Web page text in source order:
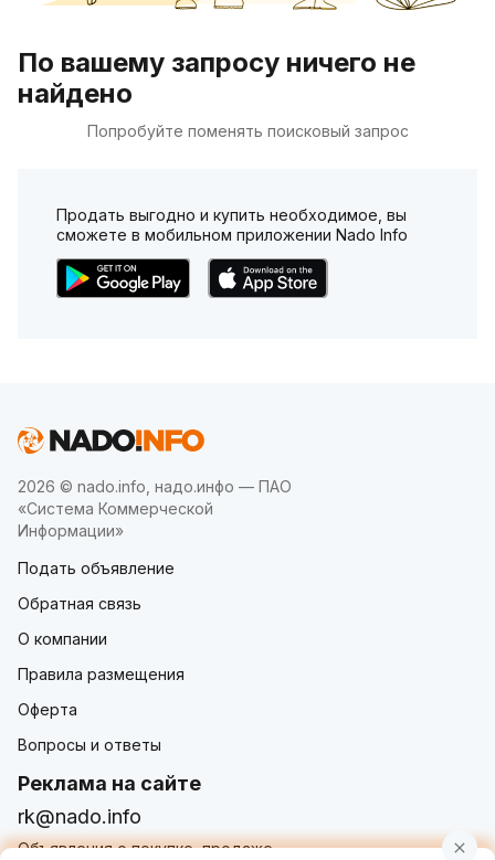
По вашему запросу ничего не
найдено
Попробуйте поменять поисковый запрос
Продать выгодно и купить необходимое, вы
сможете в мобильном приложении Nado Info
2026 © nado.info, надо.инфо — ПАО
«Система Коммерческой
Информации»
Подать объявление
Обратная связь
О компании
Правила размещения
Оферта
Вопросы и ответы
Реклама на сайте
rk@nado.info
Объявления о покупке, продаже,